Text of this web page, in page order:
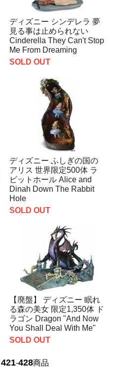
ディズニー シンデレラ 夢
見る事は止められない
Cinderella They Can't Stop
Me From Dreaming
SOLD OUT
ディズニー ふしぎの国の
アリス 世界限定500体 ラ
ビットホール Alice and
Dinah Down The Rabbit
Hole
SOLD OUT
【廃盤】 ディズニー 眠れ
る森の美女 限定1,350体 ド
ラゴン Dragon "And Now
You Shall Deal With Me"
SOLD OUT
421-428商品